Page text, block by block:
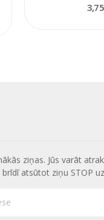
ziņas. Jūs varāt
atsūtot ziņu STOP